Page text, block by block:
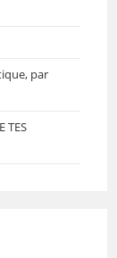
par
TES